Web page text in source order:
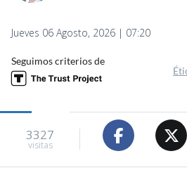
Jueves 06 Agosto, 2026 | 07:20
Seguimos criterios de
3327
visitas